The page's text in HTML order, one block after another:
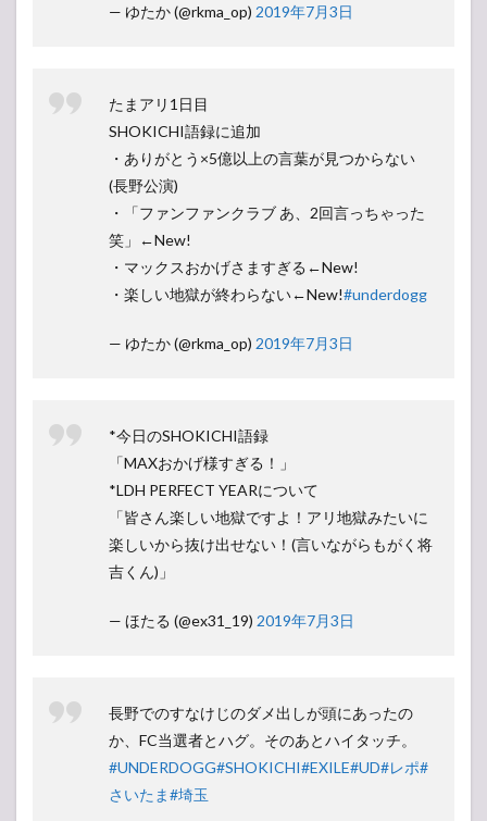
— ゆたか (@rkma_op) 2019年7月3日
たまアリ1日目
SHOKICHI語録に追加
・ありがとう×5億以上の言葉が見つからない
(長野公演)
・「ファンファンクラブ あ、2回言っちゃった
笑」←New!
・マックスおかげさますぎる←New!
・楽しい地獄が終わらない←New!#underdogg
— ゆたか (@rkma_op) 2019年7月3日
*今日のSHOKICHI語録
「MAXおかげ様すぎる！」
*LDH PERFECT YEARについて
「皆さん楽しい地獄ですよ！アリ地獄みたいに
楽しいから抜け出せない！(言いながらもがく将
吉くん)」
— ほたる (@ex31_19) 2019年7月3日
長野でのすなけじのダメ出しが頭にあったの
か、FC当選者とハグ。そのあとハイタッチ。
#UNDERDOGG#SHOKICHI#EXILE#UD#レポ#
さいたま#埼玉